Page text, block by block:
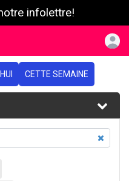
infolettre!
CETTE SEMAINE